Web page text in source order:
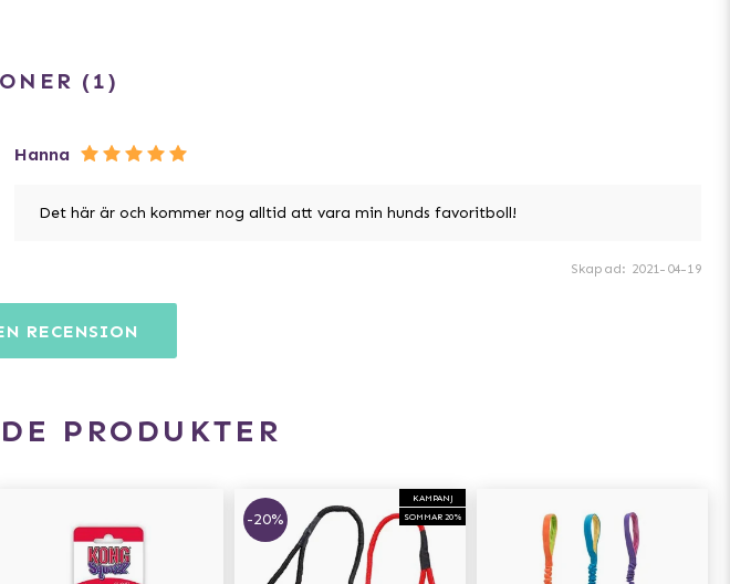
1
Hanna
Det här är och kommer nog alltid att vara min hunds favoritboll!
Skapad: 2021-04-19
RECENSION
PRODUKTER
KAMPANJ
SOMMAR 20%
-20%